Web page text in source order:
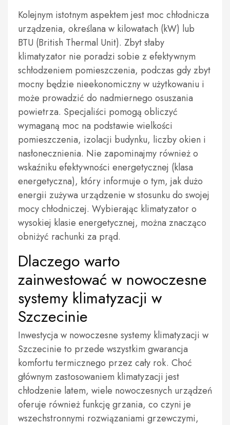
Kolejnym istotnym aspektem jest moc chłodnicza
urządzenia, określana w kilowatach (kW) lub
BTU (British Thermal Unit). Zbyt słaby
klimatyzator nie poradzi sobie z efektywnym
schłodzeniem pomieszczenia, podczas gdy zbyt
mocny będzie nieekonomiczny w użytkowaniu i
może prowadzić do nadmiernego osuszania
powietrza. Specjaliści pomogą obliczyć
wymaganą moc na podstawie wielkości
pomieszczenia, izolacji budynku, liczby okien i
nasłonecznienia. Nie zapominajmy również o
wskaźniku efektywności energetycznej (klasa
energetyczna), który informuje o tym, jak dużo
energii zużywa urządzenie w stosunku do swojej
mocy chłodniczej. Wybierając klimatyzator o
wysokiej klasie energetycznej, można znacząco
obniżyć rachunki za prąd.
Dlaczego warto
zainwestować w nowoczesne
systemy klimatyzacji w
Szczecinie
Inwestycja w nowoczesne systemy klimatyzacji w
Szczecinie to przede wszystkim gwarancja
komfortu termicznego przez cały rok. Choć
głównym zastosowaniem klimatyzacji jest
chłodzenie latem, wiele nowoczesnych urządzeń
oferuje również funkcję grzania, co czyni je
wszechstronnymi rozwiązaniami grzewczymi,